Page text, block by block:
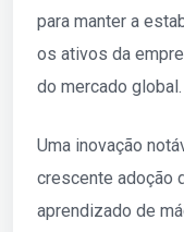
para manter a
os ativos da
do mercado global.
Uma inovação
crescente adoção
aprendizado de